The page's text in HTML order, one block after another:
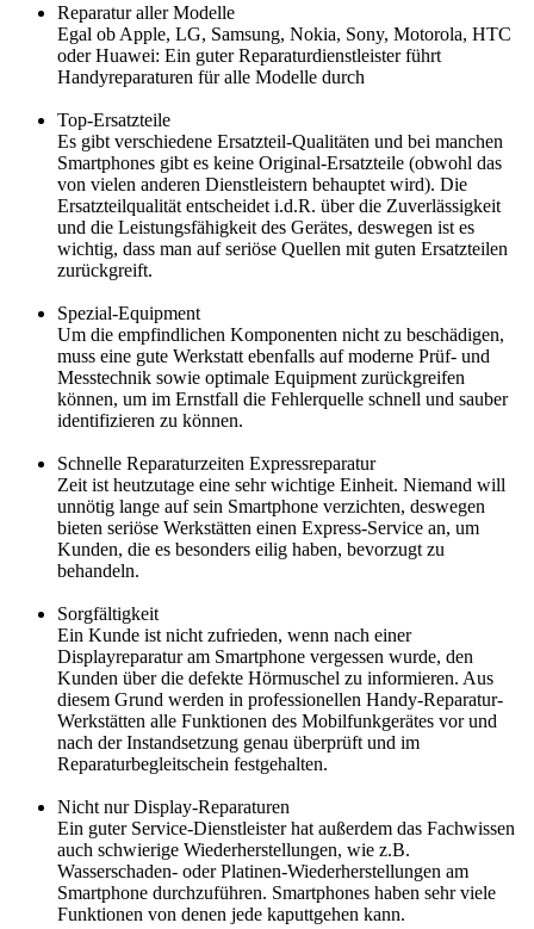
Reparatur aller Modelle
Egal ob Apple, LG, Samsung, Nokia, Sony, Motorola, HTC
oder Huawei: Ein guter Reparaturdienstleister führt
Handyreparaturen für alle Modelle durch
Top-Ersatzteile
Es gibt verschiedene Ersatzteil-Qualitäten und bei manchen
Smartphones gibt es keine Original-Ersatzteile (obwohl das
von vielen anderen Dienstleistern behauptet wird). Die
Ersatzteilqualität entscheidet i.d.R. über die Zuverlässigkeit
und die Leistungsfähigkeit des Gerätes, deswegen ist es
wichtig, dass man auf seriöse Quellen mit guten Ersatzteilen
zurückgreift.
Spezial-Equipment
Um die empfindlichen Komponenten nicht zu beschädigen,
muss eine gute Werkstatt ebenfalls auf moderne Prüf- und
Messtechnik sowie optimale Equipment zurückgreifen
können, um im Ernstfall die Fehlerquelle schnell und sauber
identifizieren zu können.
Schnelle Reparaturzeiten Expressreparatur
Zeit ist heutzutage eine sehr wichtige Einheit. Niemand will
unnötig lange auf sein Smartphone verzichten, deswegen
bieten seriöse Werkstätten einen Express-Service an, um
Kunden, die es besonders eilig haben, bevorzugt zu
behandeln.
Sorgfältigkeit
Ein Kunde ist nicht zufrieden, wenn nach einer
Displayreparatur am Smartphone vergessen wurde, den
Kunden über die defekte Hörmuschel zu informieren. Aus
diesem Grund werden in professionellen Handy-Reparatur-
Werkstätten alle Funktionen des Mobilfunkgerätes vor und
nach der Instandsetzung genau überprüft und im
Reparaturbegleitschein festgehalten.
Nicht nur Display-Reparaturen
Ein guter Service-Dienstleister hat außerdem das Fachwissen
auch schwierige Wiederherstellungen, wie z.B.
Wasserschaden- oder Platinen-Wiederherstellungen am
Smartphone durchzuführen. Smartphones haben sehr viele
Funktionen von denen jede kaputtgehen kann.